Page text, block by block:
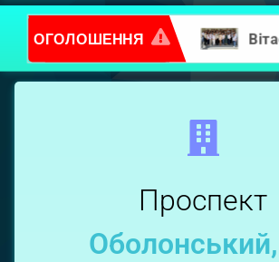
ОГОЛОШЕННЯ
Проспект